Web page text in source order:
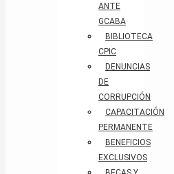
ANTE
GCABA
BIBLIOTECA
CPIC
DENUNCIAS
DE
CORRUPCIÓN
CAPACITACIÓN
PERMANENTE
BENEFICIOS
EXCLUSIVOS